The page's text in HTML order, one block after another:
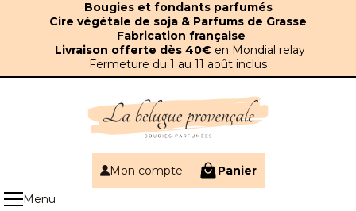
Bougies et fondants parfumés
Cire végétale de soja & Parfums de Grasse
Fabrication française
Livraison offerte dès 40€ en Mondial relay
Fermeture du 1 au 11 août inclus
Mon compte Panier
Panneau de gestion des cookies